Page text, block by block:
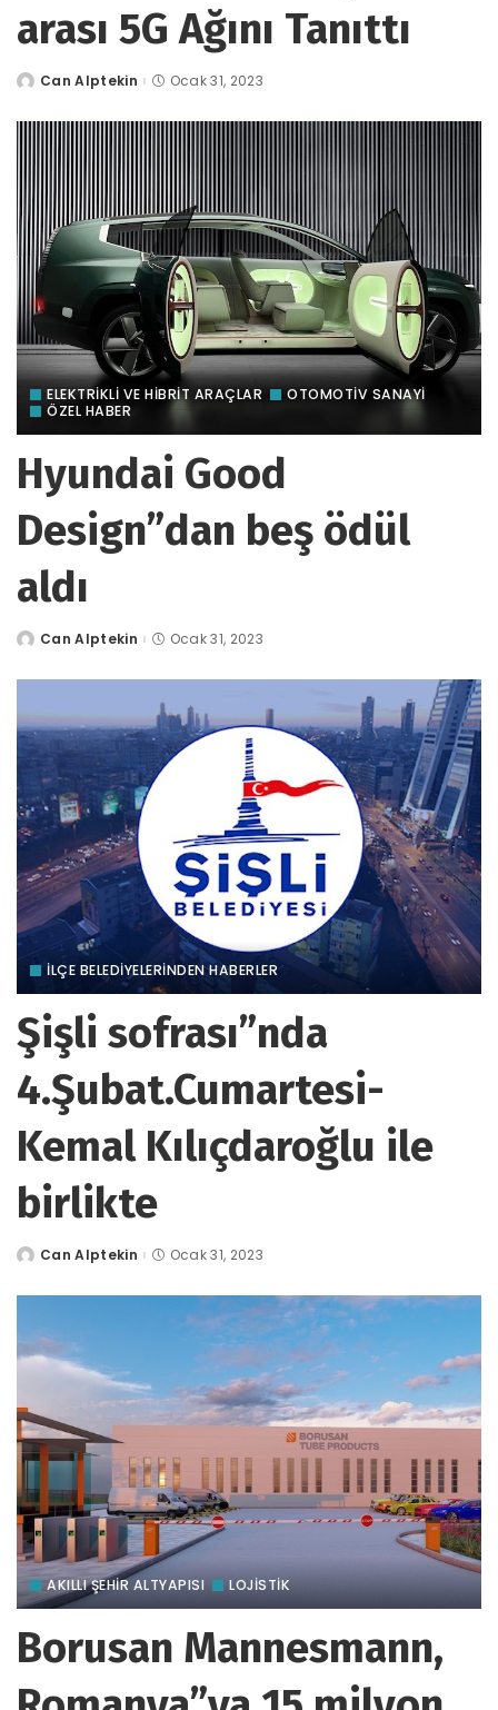
arası 5G Ağını Tanıttı
tarafından
Can Alptekin Ocak 31, 2023
ELEKTRİKLİ VE HİBRİT ARAÇLAR
OTOMOTIV SANAYI
ÖZEL HABER
Hyundai Good
Design”dan beş ödül
aldı
tarafından
Can Alptekin Ocak 31, 2023
İLÇE BELEDİYELERİNDEN HABERLER
Şişli sofrası”nda
4.Şubat.Cumartesi-
Kemal Kılıçdaroğlu ile
birlikte
tarafından
Can Alptekin Ocak 31, 2023
AKILLI ŞEHİR ALTYAPISI LOJİSTİK
Borusan Mannesmann,